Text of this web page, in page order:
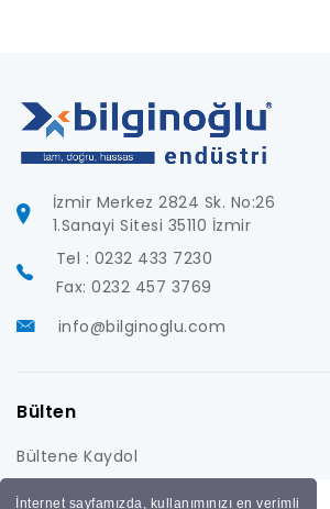
İnternet sayfamızda, kullanımınızı en verimli
İzmir Merkez 2824 Sk. No:26
1.Sanayi Sitesi 35110 İzmir
Tel : 0232 433 7230
Fax: 0232 457 3769
info@bilginoglu.com
Bülten
Bültene Kaydol